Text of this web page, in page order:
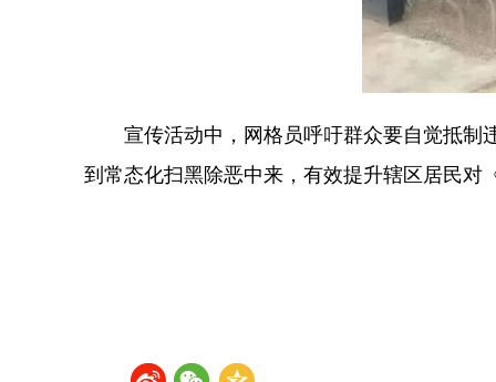
宣传活动中，网格员呼吁群众要自觉抵制
到常态化扫黑除恶中来，有效提升辖区居民对